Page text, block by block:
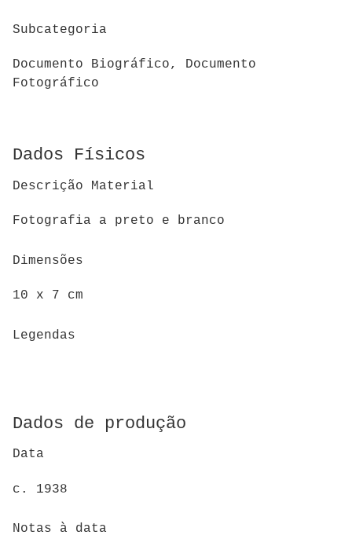
Subcategoria
Documento Biográfico, Documento
Fotográfico
Dados Físicos
Descrição Material
Fotografia a preto e branco
Dimensões
10 x 7 cm
Legendas
Dados de produção
Data
c. 1938
Notas à data